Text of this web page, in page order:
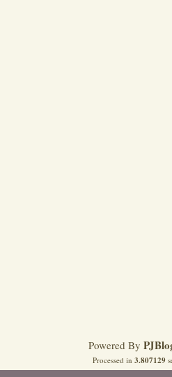
Powered By
Processed in 3.807129